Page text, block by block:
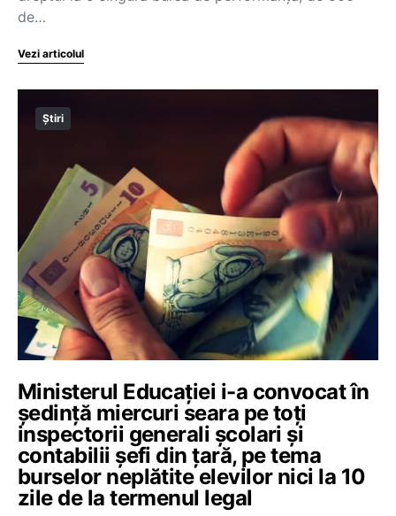
de…
Vezi articolul
Știri
Ministerul Educației i-a convocat în
ședință miercuri seara pe toți
inspectorii generali școlari și
contabilii șefi din țară, pe tema
burselor neplătite elevilor nici la 10
zile de la termenul legal